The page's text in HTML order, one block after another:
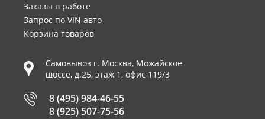
Заказы в работе
Запрос по VIN авто
Корзина товаров
Самовывоз г. Москва, Можайское
шоссе, д.25, этаж 1, офис 119/3
8 (495) 984-46-55
8 (925) 507-75-56